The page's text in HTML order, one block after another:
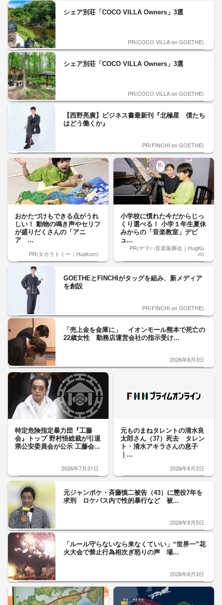
シェア別荘「COCO VILLA Owners」3選
PR(COCO VILLA on GOETHE)
シェア別荘「COCO VILLA Owners」3選
PR(COCO VILLA on GOETHE)
【西野亮廣】ビジネス書最新刊『北極星 僕たち
はどう働くか』
PR(FINCHI on GOETHE)
おかたづけもできる点がうれ
しい！ 動物の鳴き声やセリフ
が盛りだくさんの「アニ
ア ...
PR(タカラトミー｜Hugkum)
小学校に慣れた今だからじっ
くり選べる！ 小学１年生夏休
みからの「音楽教室」デビ
ュ...
PR(ヤマハ音楽振興会｜HugKu
m)
GOETHEとFINCHIがタッグを組み、新メディア
を創設
PR(FINCHI on GOETHE)
「売上金を金庫に」 イオンモール熊本で死亡の
22歳女性 勤務店運営会社の指示受け...
2026年8月3日
特定危険指定暴力団『工藤
会』トップ 野村悟総裁が引退
県公安委員会が公示 工藤会...
2026年7月31日
元ものまねタレントの清水良
太郎さん（37）死去 タレン
ト・清水アキラさんの息子
｜...
2026年8月2日
元ジャンポケ・斉藤慎二被告（43）に懲役7年を
求刑 ロケバス内で性的暴行など 被...
2026年8月5日
「ルール守らないなら来なくていい」“世界一”花
火大会で禁止行為相次ぎ怒りの声 場...
2026年8月3日